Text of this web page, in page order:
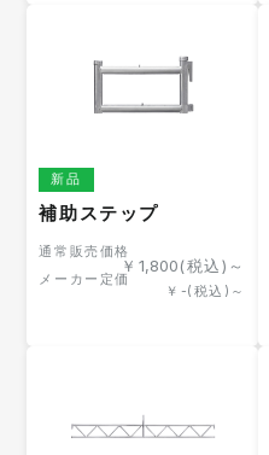
新品
補助ステップ
通常販売価格
￥ 1,800(税込)～
メーカー定価
￥ -(税込)～